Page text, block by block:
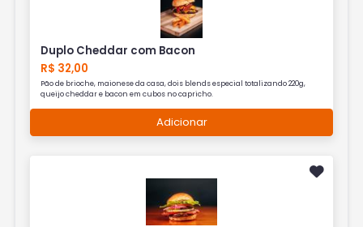
Duplo Cheddar com Bacon
R$ 32,00
Pão de brioche, maionese da casa, dois blends especial totalizando 220g,
queijo cheddar e bacon em cubos no capricho.
Adicionar